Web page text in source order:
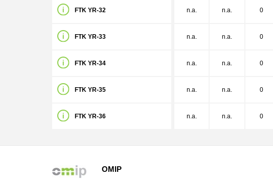
FTK YR-32 n.a. n.a. 0
FTK YR-33 n.a. n.a. 0
FTK YR-34 n.a. n.a. 0
FTK YR-35 n.a. n.a. 0
FTK YR-36 n.a. n.a. 0
OMIP